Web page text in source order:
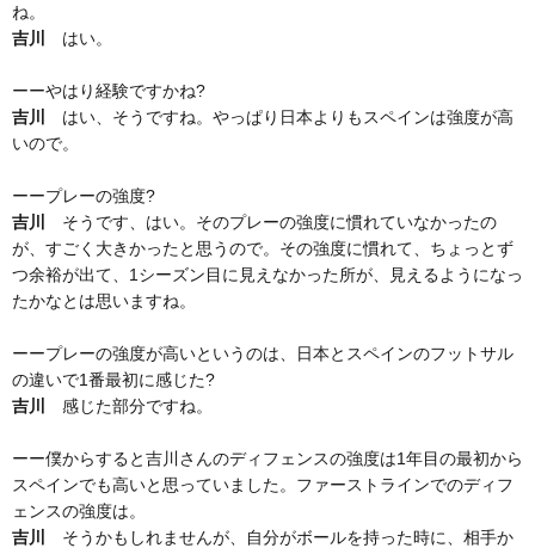
ね。
吉川
はい。
ーーやはり経験ですかね?
吉川
はい、そうですね。やっぱり日本よりもスペインは強度が高
いので。
ーープレーの強度?
吉川
そうです、はい。そのプレーの強度に慣れていなかったの
が、すごく大きかったと思うので。その強度に慣れて、ちょっとず
つ余裕が出て、1シーズン目に見えなかった所が、見えるようになっ
たかなとは思いますね。
ーープレーの強度が高いというのは、日本とスペインのフットサル
の違いで1番最初に感じた?
吉川
感じた部分ですね。
ーー僕からすると吉川さんのディフェンスの強度は1年目の最初から
スペインでも高いと思っていました。ファーストラインでのディフ
ェンスの強度は。
吉川
そうかもしれませんが、自分がボールを持った時に、相手か